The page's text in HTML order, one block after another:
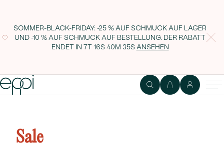
SOMMER-BLACK-FRIDAY: -25 % AUF SCHMUCK AUF LAGER
UND -10 % AUF SCHMUCK AUF BESTELLUNG. DER RABATT
ENDET IN 7T 16S 40M 34S ANSEHEN
Sale
mit Lab Grown Diamanten
Toskani